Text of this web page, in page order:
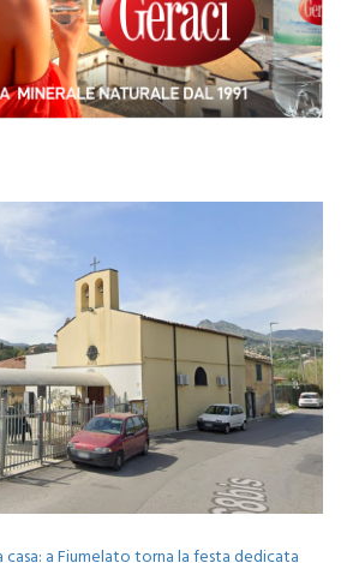
a Fiumelato torna la festa dedicata
e alla comunità